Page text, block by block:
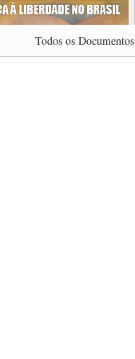
e Doutor em Ciências da
USP, Rafael Grohmann, que
internacional que visa
digitais por melhores
Todos os Documentos